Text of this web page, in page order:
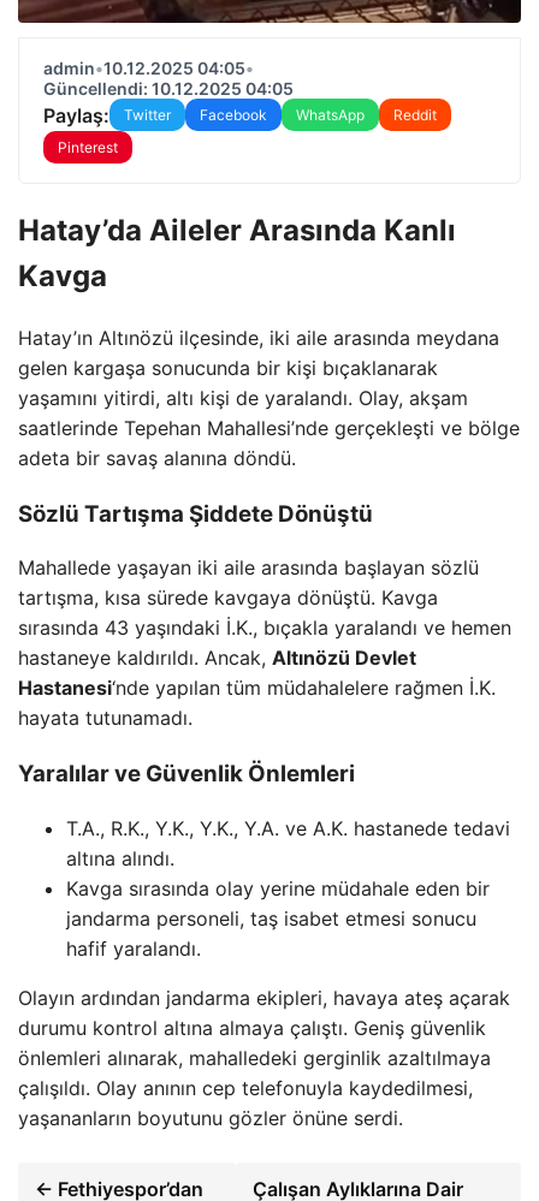
admin•10.12.2025 04:05•
Güncellendi: 10.12.2025 04:05
Paylaş: Twitter Facebook WhatsApp
Reddit
Pinterest
Hatay’da Aileler Arasında Kanlı
Kavga
Hatay’ın Altınözü ilçesinde, iki aile arasında meydana
gelen kargaşa sonucunda bir kişi bıçaklanarak
yaşamını yitirdi, altı kişi de yaralandı. Olay, akşam
saatlerinde Tepehan Mahallesi’nde gerçekleşti ve bölge
adeta bir savaş alanına döndü.
Sözlü Tartışma Şiddete Dönüştü
Mahallede yaşayan iki aile arasında başlayan sözlü
tartışma, kısa sürede kavgaya dönüştü. Kavga
sırasında 43 yaşındaki İ.K., bıçakla yaralandı ve hemen
hastaneye kaldırıldı. Ancak, Altınözü Devlet
Hastanesi‘nde yapılan tüm müdahalelere rağmen İ.K.
hayata tutunamadı.
Yaralılar ve Güvenlik Önlemleri
T.A., R.K., Y.K., Y.K., Y.A. ve A.K. hastanede tedavi
altına alındı.
Kavga sırasında olay yerine müdahale eden bir
jandarma personeli, taş isabet etmesi sonucu
hafif yaralandı.
Olayın ardından jandarma ekipleri, havaya ateş açarak
durumu kontrol altına almaya çalıştı. Geniş güvenlik
önlemleri alınarak, mahalledeki gerginlik azaltılmaya
çalışıldı. Olay anının cep telefonuyla kaydedilmesi,
yaşananların boyutunu gözler önüne serdi.
← Fethiyespor’dan
Çalışan Aylıklarına Dair